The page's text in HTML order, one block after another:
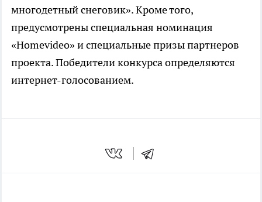
многодетный снеговик». Кроме того,
предусмотрены специальная номинация
«Homevideо» и специальные призы партнеров
проекта. Победители конкурса определяются
интернет-голосованием.